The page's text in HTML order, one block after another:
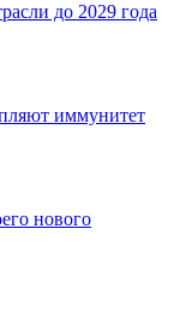
до 2029 года
иммунитет
нового